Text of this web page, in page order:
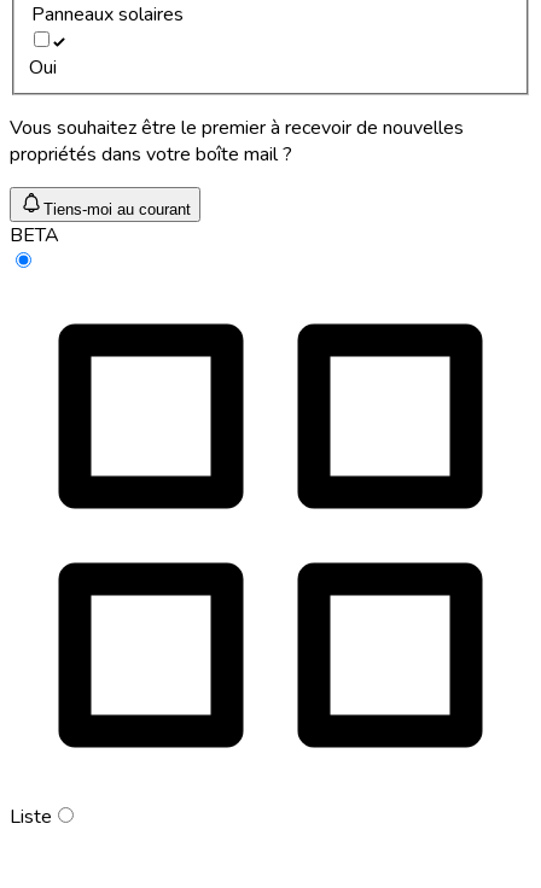
Panneaux solaires
Oui
Vous souhaitez être le premier à recevoir de nouvelles
propriétés dans votre boîte mail ?
Tiens-moi au courant
BETA
Liste